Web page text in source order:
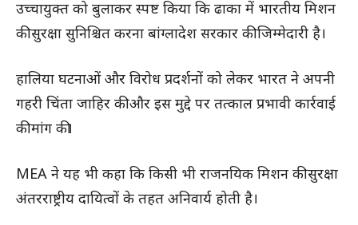
उच्चायुक्त को बुलाकर स्पष्ट किया कि ढाका में भारतीय मिशन
की सुरक्षा सुनिश्चित करना बांग्लादेश सरकार की जिम्मेदारी है।
हालिया घटनाओं और विरोध प्रदर्शनों को लेकर भारत ने अपनी
गहरी चिंता जाहिर की और इस मुद्दे पर तत्काल प्रभावी कार्रवाई
की मांग की।
MEA ने यह भी कहा कि किसी भी राजनयिक मिशन की सुरक्षा
अंतरराष्ट्रीय दायित्वों के तहत अनिवार्य होती है।